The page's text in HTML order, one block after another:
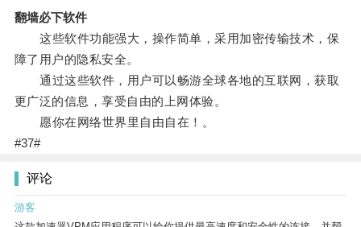
翻墙必下软件
这些软件功能强大，操作简单，采用加密传输技术，保
障了用户的隐私安全。
通过这些软件，用户可以畅游全球各地的互联网，获取
更广泛的信息，享受自由的上网体验。
愿你在网络世界里自由自在！。
#37#
评论
游客